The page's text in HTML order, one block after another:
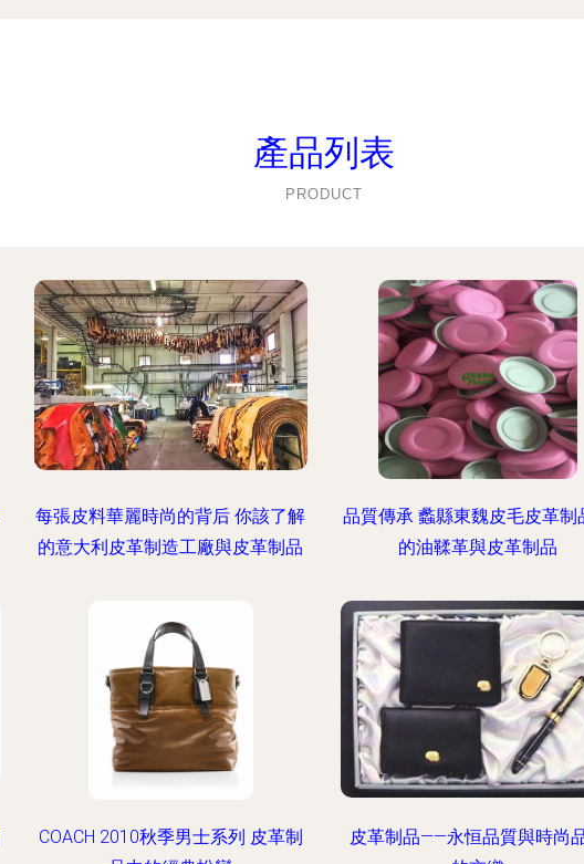
產品列表
PRODUCT
每張皮料華麗時尚的背后 你該了解
的意大利皮革制造工廠與皮革制品
品質傳承 蠡縣東魏皮毛皮革制
的油鞣革與皮革制品
COACH 2010秋季男士系列 皮革制
皮革制品——永恒品質與時尚